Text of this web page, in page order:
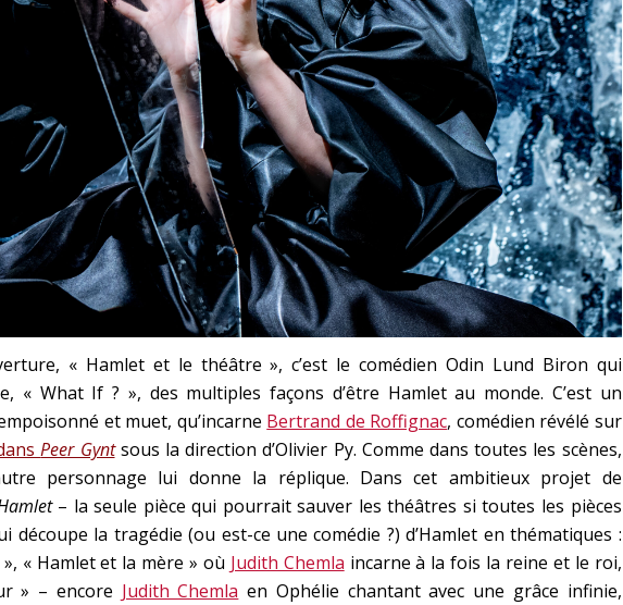
« Hamlet et le théâtre », c’est le comédien Odin Lund Biron qui
« What If ? », des multiples façons d’être Hamlet au monde. C’est un
et muet, qu’incarne Bertrand de Roffignac, comédien révélé sur
Peer Gyntsous la direction d’Olivier Py. Comme dans toutes les scènes,
personnage lui donne la réplique. Dans cet ambitieux projet de
– la seule pièce qui pourrait sauver les théâtres si toutes les pièces
découpe la tragédie (ou est-ce une comédie ?) d’Hamlet en thématiques :
« Hamlet et la mère » où Judith Chemla incarne à la fois la reine et le roi,
» – encore Judith Chemla en Ophélie chantant avec une grâce infinie,